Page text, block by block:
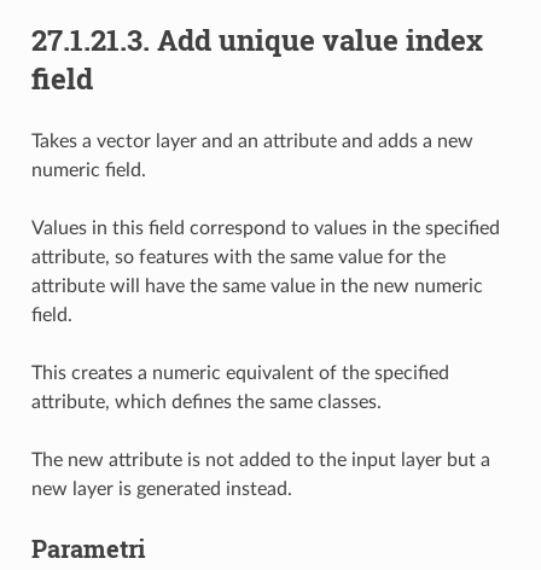
27.1.21.3. Add unique value index
field
Takes a vector layer and an attribute and adds a new
numeric field.
Values in this field correspond to values in the specified
attribute, so features with the same value for the
attribute will have the same value in the new numeric
field.
This creates a numeric equivalent of the specified
attribute, which defines the same classes.
The new attribute is not added to the input layer but a
new layer is generated instead.
Parametri